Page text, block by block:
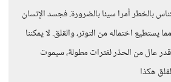
بالخطر أمرا سيئا بالضرورة. فجسد الإنسان
يستطيع اختماله من التوتر، والقلق. لا يمكننا
عال من الحذر لفترات مطولة، سيموت
هكذا